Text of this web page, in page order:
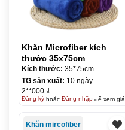
Khăn Microfiber kích
thước 35x75cm
Kích thước: 35*75cm
TG sản xuất: 10 ngày
2**000 ₫
Đăng kýhoặc Đăng nhậpđể xem giá
Khăn mircofiber